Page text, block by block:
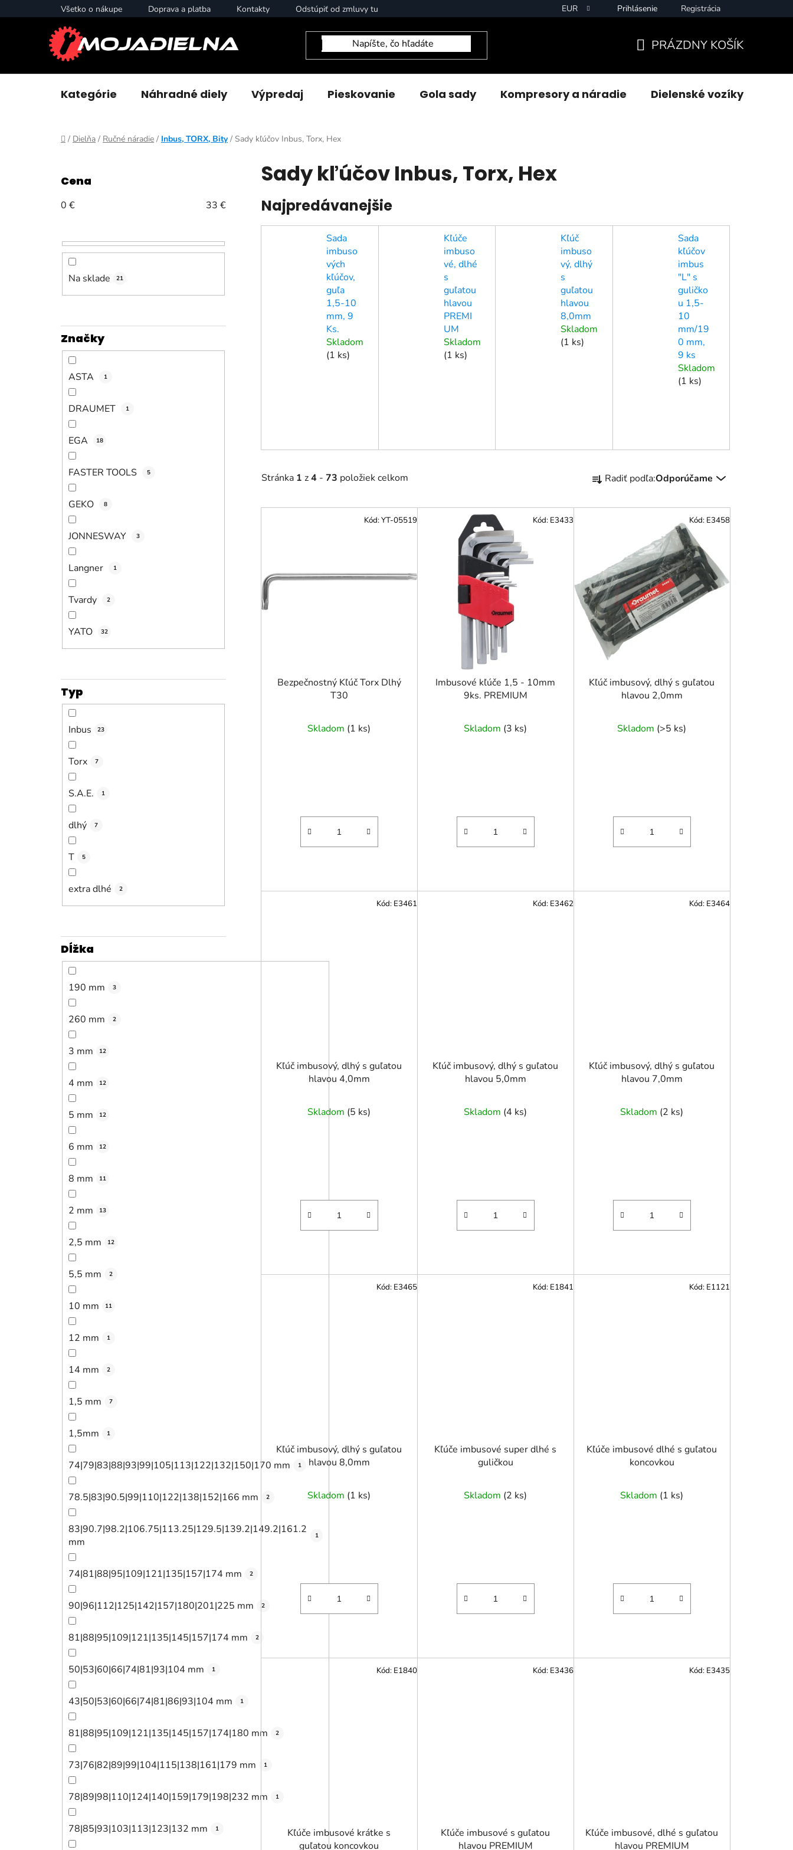
na
Všetko o nákupe Doprava a platba Kontakty Odstúpiť od zmluvy tu EUR Prihlásenie Registrácia
KOŠÍK
PRÁZDNY KOŠÍK
Kategórie Náhradné diely Výpredaj Pieskovanie Gola sady Kompresory a náradie Dielenské vozíky
Domov
/ Dielňa / Ručné náradie / Inbus, TORX, Bity / Sady kľúčov Inbus, Torx, Hex
Cena
0 € 33 €
Na sklade 21
Značky
ASTA 1
DRAUMET 1
EGA 18
FASTER TOOLS 5
GEKO 8
JONNESWAY 3
Langner 1
Tvardy 2
YATO 32
Typ
Inbus 23
Torx 7
S.A.E. 1
dlhý 7
T 5
extra dlhé 2
Dĺžka
190 mm 3
260 mm 2
3 mm 12
4 mm 12
5 mm 12
6 mm 12
8 mm 11
2 mm 13
2,5 mm 12
5,5 mm 2
10 mm 11
12 mm 1
14 mm 2
1,5 mm 7
1,5mm 1
74|79|83|88|93|99|105|113|122|132|150|170 mm 1
78.5|83|90.5|99|110|122|138|152|166 mm 2
83|90.7|98.2|106.75|113.25|129.5|139.2|149.2|161.2
mm
1
74|81|88|95|109|121|135|157|174 mm 2
90|96|112|125|142|157|180|201|225 mm 2
81|88|95|109|121|135|145|157|174 mm 2
50|53|60|66|74|81|93|104 mm 1
43|50|53|60|66|74|81|86|93|104 mm 1
81|88|95|109|121|135|145|157|174|180 mm 2
73|76|82|89|99|104|115|138|161|179 mm 1
78|89|98|110|124|140|159|179|198|232 mm 1
78|85|93|103|113|123|132 mm 1
Sady kľúčov Inbus, Torx, Hex
Najpredávanejšie
Sada
imbuso
vých
kľúčov,
guľa
1,5-10
mm, 9
Ks.
Skladom
(1 ks)
Kľúče
imbuso
vé, dlhé
s
guľatou
hlavou
PREMI
UM
Skladom
(1 ks)
Kľúč
imbuso
vý, dlhý
s
guľatou
hlavou
8,0mm
Skladom
(1 ks)
Sada
kľúčov
imbus
"L" s
guličko
u 1,5-
10
mm/19
0 mm,
9 ks
Skladom
(1 ks)
Stránka 1 z4 - 73 položiek celkom a
p
r
o
d
u
o
Radiť podľa:Odporúčame
V
s
p
r
Bezpečnostný Kľúč Torx Dlhý
T30
Skladom (1 ks)
Kód:YT-05519
Imbusové kľúče 1,5 - 10mm
9ks. PREMIUM
Skladom (3 ks)
Kód: E3433
Kľúč imbusový, dlhý s guľatou
hlavou 2,0mm
Skladom (>5 ks)
Kód: E3458
Kľúč imbusový, dlhý s guľatou
hlavou 4,0mm
Skladom (5 ks)
Kód: E3461
Kľúč imbusový, dlhý s guľatou
hlavou 5,0mm
Skladom (4 ks)
Kód: E3462
Kľúč imbusový, dlhý s guľatou
hlavou 7,0mm
Skladom (2 ks)
Kód: E3464
Kľúč imbusový, dlhý s guľatou
hlavou 8,0mm
Skladom (1 ks)
Kód: E3465
Kľúče imbusové super dlhé s
guličkou
Skladom (2 ks)
Kód: E1841
Kľúče imbusové dlhé s guľatou
koncovkou
Skladom (1 ks)
Kód: E1121
Kľúče imbusové krátke s
guľatou koncovkou
Kód: E1840
Kľúče imbusové s guľatou
hlavou PREMIUM
Kód: E3436
Kľúče imbusové, dlhé s guľatou
hlavou PREMIUM
Kód: E3435